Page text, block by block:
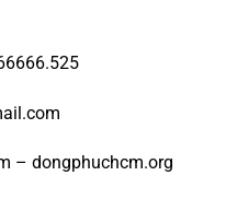
– dongphuchcm.org